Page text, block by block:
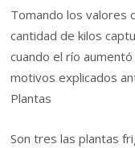
Tomando los valores
cantidad de kilos
cuando el río
motivos explicados
Plantas
Son tres las plantas